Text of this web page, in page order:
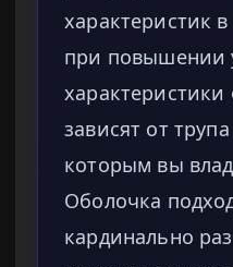
характеристик
при повышении
зависят от
которым вы
Оболочка
кардинально